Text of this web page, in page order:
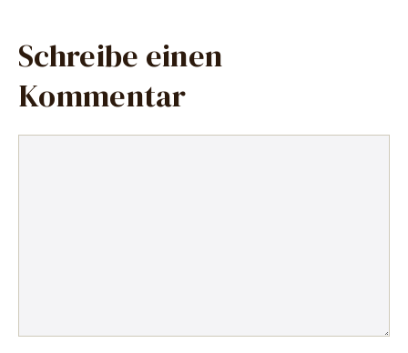
Schreibe einen
Kommentar